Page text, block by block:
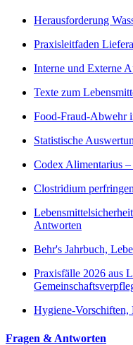
Herausforderung
Praxisleitfaden
Interne und Externe
Texte zum
Food-Fraud-Abwehr
Statistische
Codex Alimentarius
Clostridium
Antworten
Behr's Jahrbuch,
Praxisfälle 2026 aus
Hygiene-
Fragen & Antworten